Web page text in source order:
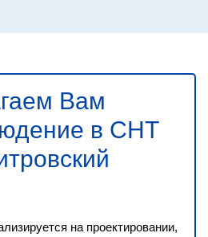
Вам
в СНТ
на проектировании,